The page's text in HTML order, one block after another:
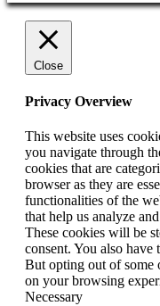
Close
Privacy Overview
This website uses
you navigate through
cookies that are
browser as they are
functionalities of the
that help us analyze
These cookies will be
consent. You also have
But opting out of some
on your browsing
Necessary